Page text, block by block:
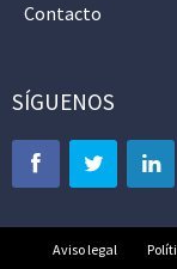
Contacto
SÍGUENOS
Aviso legal